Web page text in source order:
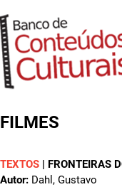
FILMES
TEXTOS | FRONTEIRAS
Autor: Dahl, Gustavo